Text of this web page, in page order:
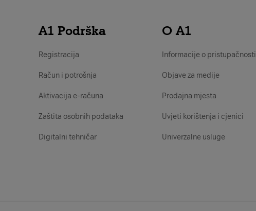
A1 Podrška
Registracija
Račun i potrošnja
Aktivacija e-računa
Zaštita osobnih podataka
Digitalni tehničar
O A1
Informacije o pristupačnosti
Objave za medije
Prodajna mjesta
Uvjeti korištenja i cjenici
Univerzalne usluge